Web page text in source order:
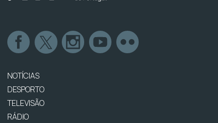
NOTÍCIAS
DESPORTO
TELEVISÃO
RÁDIO